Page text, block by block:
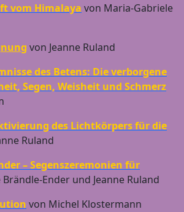
vom Himalaya von Maria-Gabriele
von Jeanne Ruland
des Betens: Die verborgene
Segen, Weisheit und Schmerz
des Lichtkörpers für die
Ruland
– Segenszeremonien für
Ender und Jeanne Ruland
von Michel Klostermann